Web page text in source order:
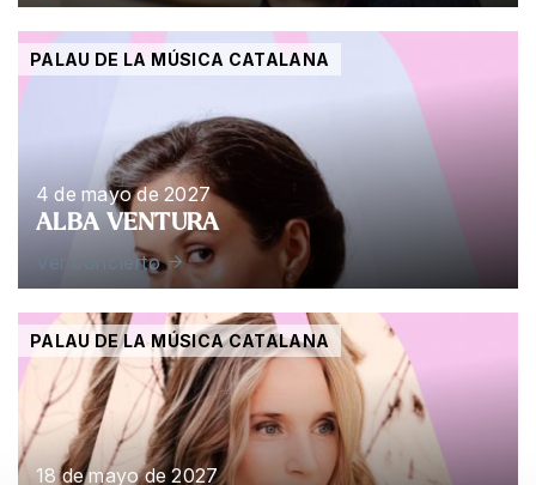
PALAU DE LA MÚSICA CATALANA
4 de mayo de 2027
ALBA VENTURA
Ver concierto
PALAU DE LA MÚSICA CATALANA
18 de mayo de 2027